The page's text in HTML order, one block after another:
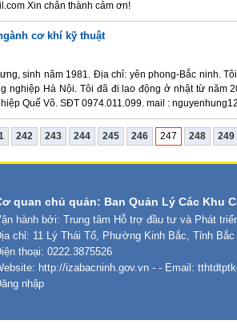
Xin chân thành cảm ơn!
cơ khí kỹ thuật
sinh năm 1981. Địa chỉ: yên phong-Bắc ninh.
nghiệp Hà Nội. Tôi đã đi lao động ở nhật từ năm
Quế Võ. SĐT 0974.011.099. mail :
242 243 244 245 246 247 248 249
quan chủ quản: Ban Quản Lý Các Khu
hành bởi: Trung tâm Hỗ trợ đầu tư và Phát
chỉ: 11 Lý Thái Tổ, Phường Kinh Bắc, Tỉnh Bắc
thoại: 0222.3875526
http://izabacninh.gov.vn - - Email:
nhập